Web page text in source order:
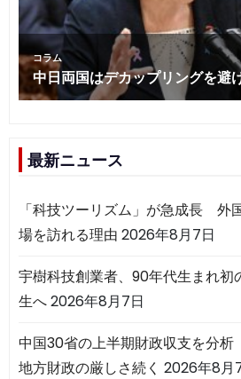
最新ニュース
「科技ツーリズム」が急成長 外
場を訪れる理由 2026年8月7日
宇樹科技創業者、90年代生まれ初
生へ2026年8月7日
中国30省の上半期財政収支を分
地方財政の厳しさ続く 2026年8月